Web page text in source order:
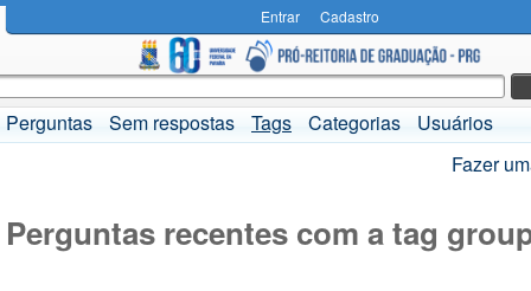
Entrar Cadastro
Perguntas Sem respostas Tags Categorias
Usuários
Fazer
Perguntas recentes com a tag